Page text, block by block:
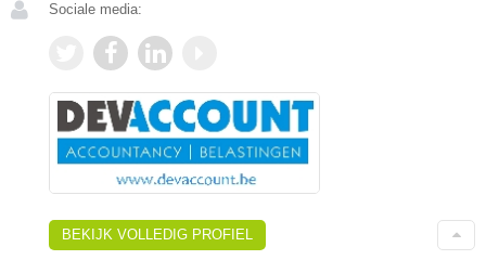
Sociale media:
BEKIJK VOLLEDIG PROFIEL